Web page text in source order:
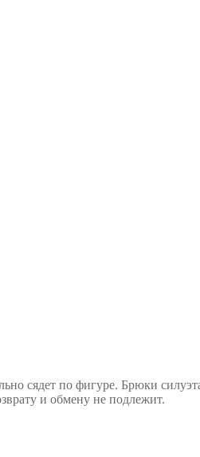
сядет по фигуре. Брюки
и обмену не подлежит.